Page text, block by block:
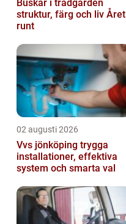
Buskar i trädgården
struktur, färg och liv Året
runt
02 augusti 2026
Vvs jönköping trygga
installationer, effektiva
system och smarta val